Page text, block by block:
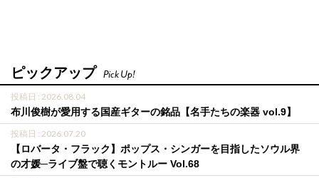
ピックアップ Pick Up!
投稿日 : 2026.08.04
布川俊樹が愛用する国産ギターの銘品【名手たちの楽器 vol.9】
投稿日 : 2026.07.20
【ロバータ・フラック】ポップス・シンガーを目指したソウル界
の才媛─ライブ盤で聴くモントルー Vol.68